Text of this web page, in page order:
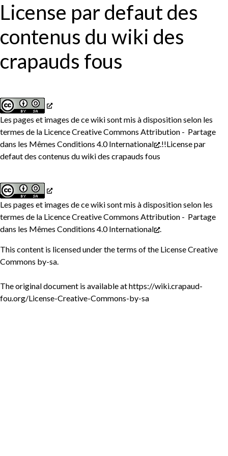
License par defaut des
contenus du wiki des
crapauds fous
Les pages et images de ce wiki sont mis à disposition selon les
termes de la Licence Creative Commons Attribution - Partage
dans les Mêmes Conditions 4.0 International
.!!License par
defaut des contenus du wiki des crapauds fous
Les pages et images de ce wiki sont mis à disposition selon les
termes de la Licence Creative Commons Attribution - Partage
dans les Mêmes Conditions 4.0 International
.
This content is licensed under the terms of the License Creative
Commons by-sa.
The original document is available athttps://wiki.crapaud-
fou.org/License-Creative-Commons-by-sa